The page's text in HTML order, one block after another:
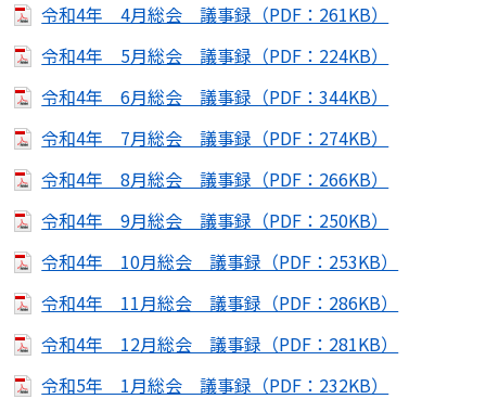
令和4年 4月総会 議事録（PDF：261KB）
令和4年 5月総会 議事録（PDF：224KB）
令和4年 6月総会 議事録（PDF：344KB）
令和4年 7月総会 議事録（PDF：274KB）
令和4年 8月総会 議事録（PDF：266KB）
令和4年 9月総会 議事録（PDF：250KB）
令和4年 10月総会 議事録（PDF：253KB）
令和4年 11月総会 議事録（PDF：286KB）
令和4年 12月総会 議事録（PDF：281KB）
令和5年 1月総会 議事録（PDF：232KB）